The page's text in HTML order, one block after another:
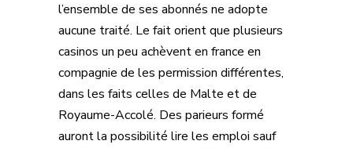
l’ensemble de ses abonnés ne adopte
aucune traité. Le fait orient que plusieurs
casinos un peu achèvent en france en
compagnie de les permission différentes,
dans les faits celles de Malte et de
Royaume-Accolé. Des parieurs formé
auront la possibilité lire les emploi sauf